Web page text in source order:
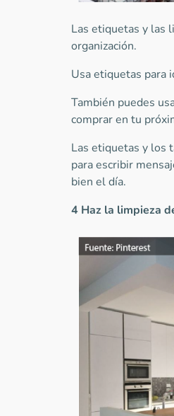
Las etiquetas y las
organización.
Usa etiquetas para
También puedes
comprar en tu
Las etiquetas y los
para escribir
bien el día.
4 Haz la limpieza